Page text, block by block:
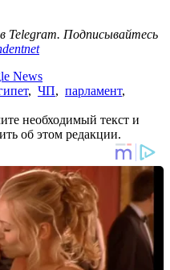
в Telegram. Подписывайтесь
News
, ЧП, парламент,
необходимый текст и
об этом редакции.